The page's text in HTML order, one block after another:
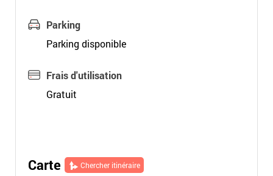
Parking
Parking disponible
Frais d'utilisation
Gratuit
Carte Chercher itinéraire